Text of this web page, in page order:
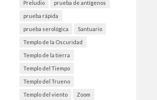
Preludio prueba de antígenos
prueba rápida
prueba serológica Santuario
Templo de la Oscuridad
Templo de la tierra
Templo del Tiempo
Templo del Trueno
Templo del viento Zoom